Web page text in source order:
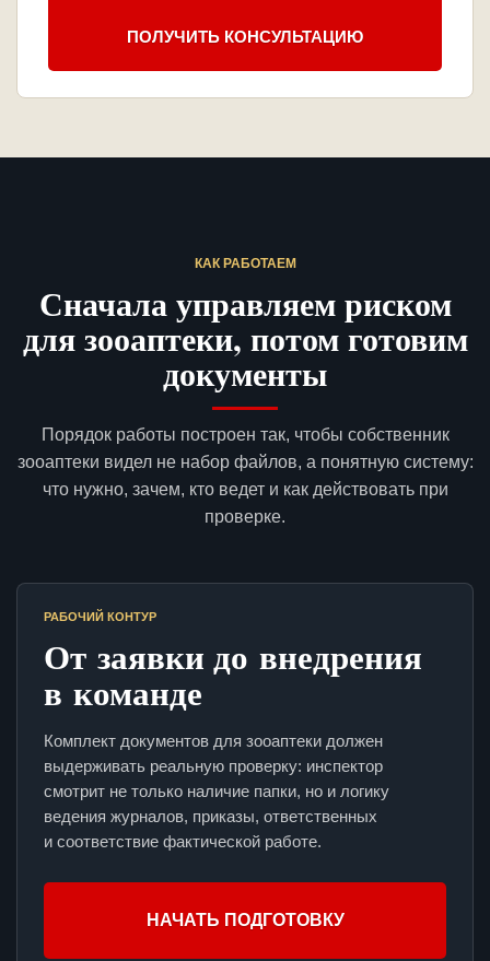
ПОЛУЧИТЬ КОНСУЛЬТАЦИЮ
КАК РАБОТАЕМ
Сначала управляем риском
для зооаптеки, потом готовим
документы
Порядок работы построен так, чтобы собственник
зооаптеки видел не набор файлов, а понятную систему:
что нужно, зачем, кто ведет и как действовать при
проверке.
РАБОЧИЙ КОНТУР
От заявки до внедрения
в команде
Комплект документов для зооаптеки должен
выдерживать реальную проверку: инспектор
смотрит не только наличие папки, но и логику
ведения журналов, приказы, ответственных
и соответствие фактической работе.
НАЧАТЬ ПОДГОТОВКУ